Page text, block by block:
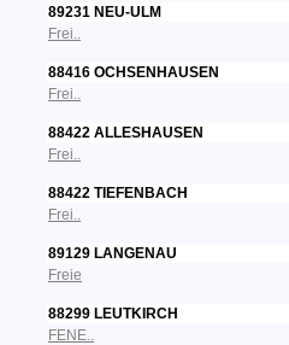
89231 NEU-ULM
Frei..
88416 OCHSENHAUSEN
Frei..
88422 ALLESHAUSEN
Frei..
88422 TIEFENBACH
Frei..
89129 LANGENAU
Freie
88299 LEUTKIRCH
FENE..